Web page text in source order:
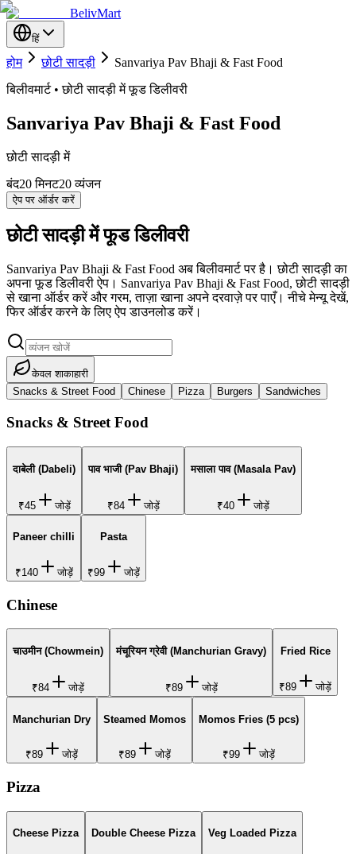
BelivMart
हिं
होम छोटी सादड़ी
Sanvariya Pav Bhaji & Fast Food
बिलीवमार्ट • छोटी सादड़ी में फूड डिलीवरी
Sanvariya Pav Bhaji & Fast Food
छोटी सादड़ी में
बंद20 मिनट20 व्यंजन
ऐप पर ऑर्डर करें
छोटी सादड़ी में फूड डिलीवरी
Sanvariya Pav Bhaji & Fast Food अब बिलीवमार्ट पर है। छोटी सादड़ी का
अपना फूड डिलीवरी ऐप। Sanvariya Pav Bhaji & Fast Food, छोटी सादड़ी
से खाना ऑर्डर करें और गरम, ताज़ा खाना अपने दरवाज़े पर पाएँ। नीचे मेन्यू देखें,
फिर ऑर्डर करने के लिए ऐप डाउनलोड करें।
केवल शाकाहारी
Snacks & Street Food
Chinese Pizza Burgers Sandwiches
Snacks & Street Food
दाबेली (Dabeli)
₹45 जोड़ें
पाव भाजी (Pav Bhaji)
₹84 जोड़ें
मसाला पाव (Masala Pav)
₹40 जोड़ें
Paneer chilli
₹140 जोड़ें
Pasta
₹99 जोड़ें
Chinese
चाउमीन (Chowmein)
₹84 जोड़ें
मंचूरियन ग्रेवी (Manchurian Gravy)
₹89 जोड़ें
Fried Rice
₹89 जोड़ें
Manchurian Dry
₹89 जोड़ें
Steamed Momos
₹89 जोड़ें
Momos Fries (5 pcs)
₹99 जोड़ें
Pizza
Cheese Pizza Double Cheese Pizza Veg Loaded Pizza